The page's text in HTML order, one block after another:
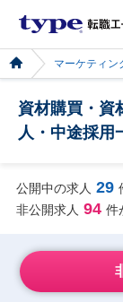
マーケティン
資材購買・資
人・中途採用
公開中の求人 29
非公開求人 94 件